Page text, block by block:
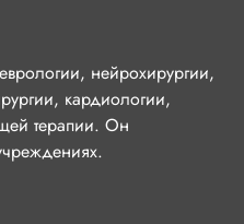
нейрохирургии,
кардиологии,
терапии. Он